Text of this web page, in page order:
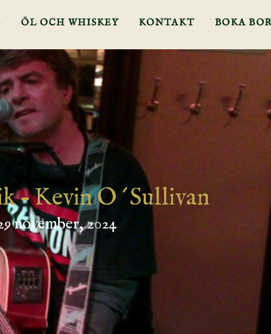
ÖL OCH WHISKEY KONTAKT BOKA
– Kevin O´Sullivan
november, 2024